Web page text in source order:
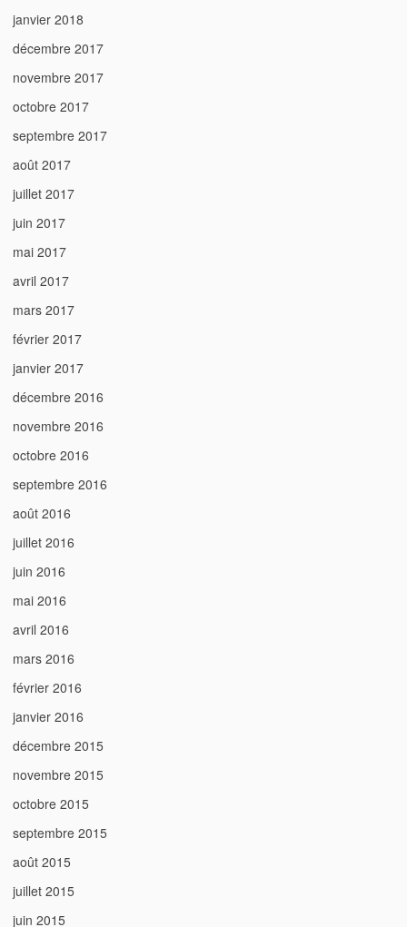
janvier 2018
décembre 2017
novembre 2017
octobre 2017
septembre 2017
août 2017
juillet 2017
juin 2017
mai 2017
avril 2017
mars 2017
février 2017
janvier 2017
décembre 2016
novembre 2016
octobre 2016
septembre 2016
août 2016
juillet 2016
juin 2016
mai 2016
avril 2016
mars 2016
février 2016
janvier 2016
décembre 2015
novembre 2015
octobre 2015
septembre 2015
août 2015
juillet 2015
juin 2015